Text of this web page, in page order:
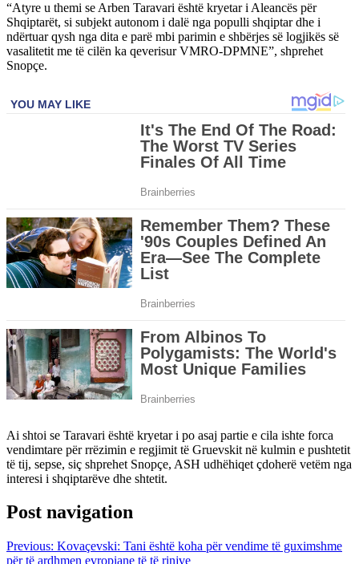
“Atyre u themi se Arben Taravari është kryetar i Aleancës për
Shqiptarët, si subjekt autonom i dalë nga populli shqiptar dhe i
ndërtuar qysh nga dita e parë mbi parimin e shbërjes së logjikës së
vasalitetit me të cilën ka qeverisur VMRO-DPMNE”, shprehet
Snopçe.
Ai shtoi se Taravari është kryetar i po asaj partie e cila ishte forca
vendimtare për rrëzimin e regjimit të Gruevskit në kulmin e pushtetit
të tij, sepse, siç shprehet Snopçe, ASH udhëhiqet çdoherë vetëm nga
interesi i shqiptarëve dhe shtetit.
Post navigation
Previous: Kovaçevski: Tani është koha për vendime të guximshme
për të ardhmen evropiane të të rinjve